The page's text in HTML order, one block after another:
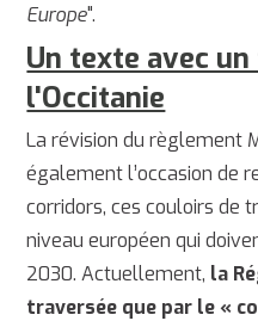
Europe".
Un texte avec
l'Occitanie
La révision du règlement
également l’occasion de
corridors, ces couloirs de
niveau européen qui
2030. Actuellement, la
traversée que par le «